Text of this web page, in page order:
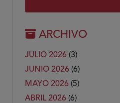
ARCHIVO
JULIO 2026 (3)
JUNIO 2026 (6)
MAYO 2026 (5)
ABRIL 2026 (6)